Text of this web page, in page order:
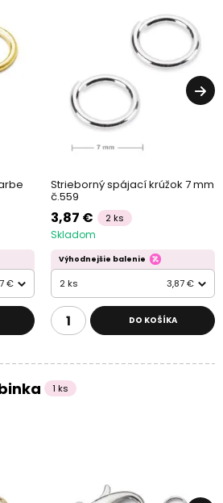
€
Strieborný spájací krúžok 7 mm
č.559
3,87 € 2 ks
Skladom
Výhodnejšie balenie
2 ks 3,87 €
DO KOŠÍKA
1 ks